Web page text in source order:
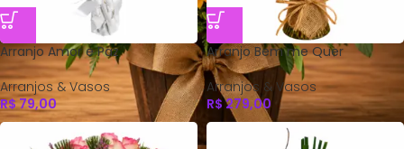
Arranjo Amor e Paz
Arranjos & Vasos
R$79,00
Arranjo Bem me Quer
Arranjos & Vasos
R$279,00